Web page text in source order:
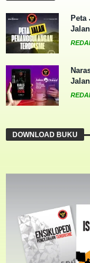
Peta
DOWNLOAD BUKU